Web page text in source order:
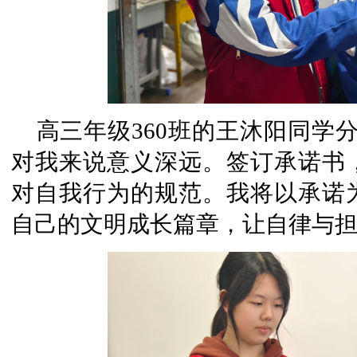
高三年级360班的王沐阳同学
对我来说意义深远。签订承诺
对自我行为的规范。我将以承
自己的文明成长篇章，让自律与